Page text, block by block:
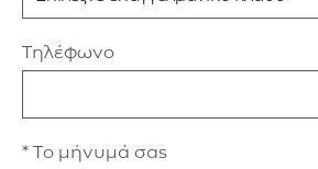
Τηλέφωνο
* Το μήνυμά σας